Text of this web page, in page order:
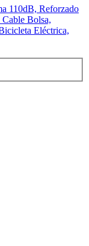
110dB, Reforzado
Bolsa,
Eléctrica,